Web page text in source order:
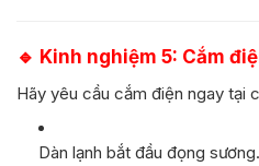
🔹 Kinh nghiệm 5: Cắm
Hãy yêu cầu cắm điện ngay tại
Dàn lạnh bắt đầu đọng sương.